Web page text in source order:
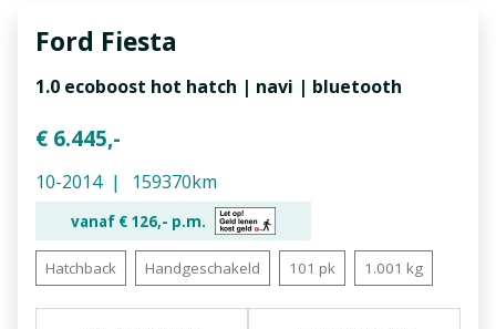
Ford Fiesta
1.0 ecoboost hot hatch | navi | bluetooth
€ 6.445,-
10-2014 159370km
vanaf € 126,- p.m.
Hatchback Handgeschakeld 101 pk 1.001 kg